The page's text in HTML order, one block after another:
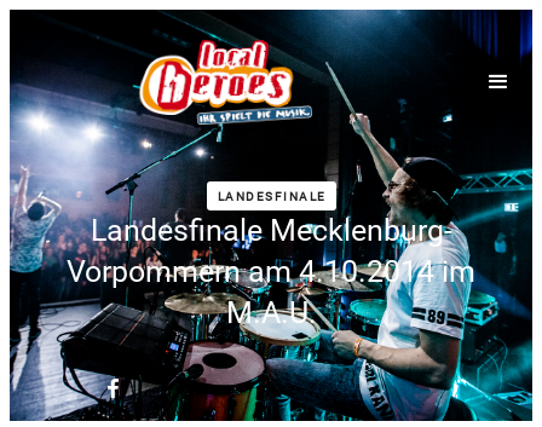
LANDESFINALE
Landesfinale Mecklenburg-
Vorpommern am 4.10.2014 im
M.A.U.